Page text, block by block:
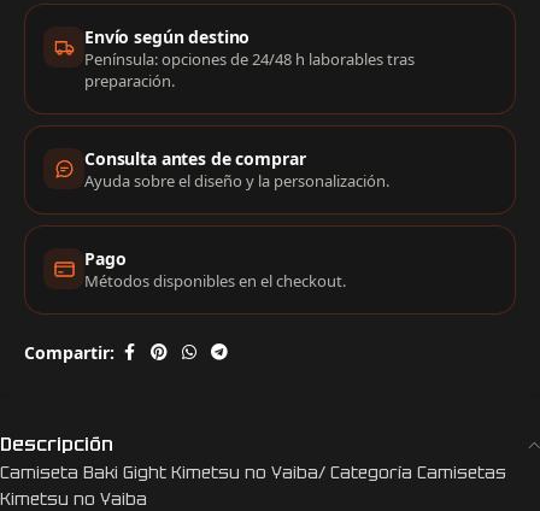
Información de compra
Envío según destino
Península: opciones de 24/48 h laborables tras
preparación.
Consulta antes de comprar
Ayuda sobre el diseño y la personalización.
Pago
Métodos disponibles en el checkout.
Compartir:
Descripción
Camiseta Baki Gight Kimetsu no Yaiba/ Categoría Camisetas
Kimetsu no Yaiba